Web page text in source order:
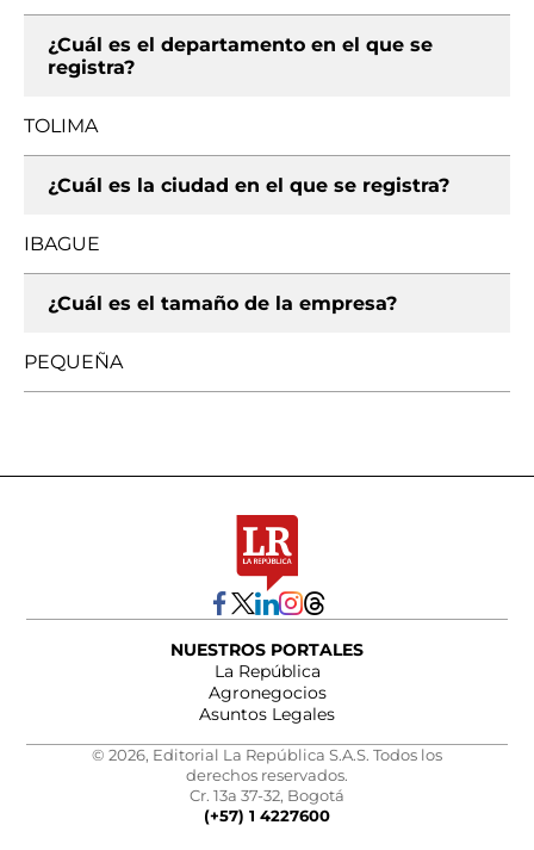
¿Cuál es el departamento en el que se
registra?
TOLIMA
¿Cuál es la ciudad en el que se registra?
IBAGUE
¿Cuál es el tamaño de la empresa?
PEQUEÑA
NUESTROS PORTALES
La República
Agronegocios
Asuntos Legales
© 2026, Editorial La República S.A.S. Todos los
derechos reservados.
Cr. 13a 37-32, Bogotá
(+57) 1 4227600